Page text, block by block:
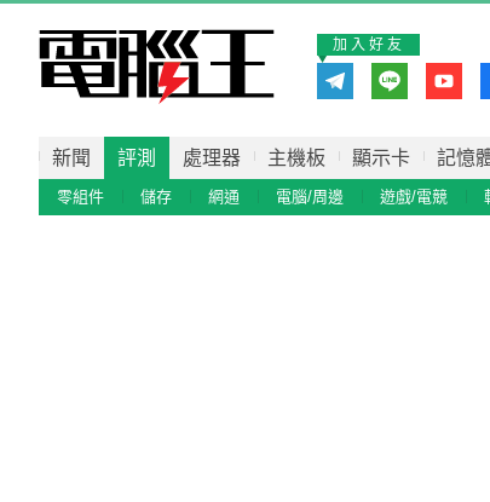
加入好友
新聞 評測 處理器 主機板 顯示卡 記憶
零組件 儲存 網通 電腦/周邊 遊戲/電競